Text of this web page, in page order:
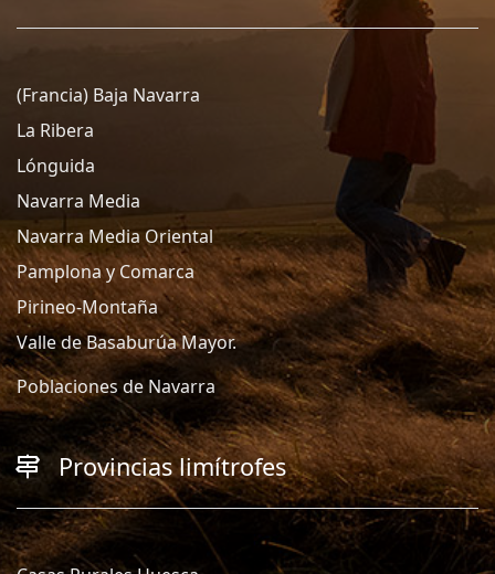
(Francia) Baja Navarra
La Ribera
Lónguida
Navarra Media
Navarra Media Oriental
Pamplona y Comarca
Pirineo-Montaña
Valle de Basaburúa Mayor.
Poblaciones de Navarra
Provincias limítrofes